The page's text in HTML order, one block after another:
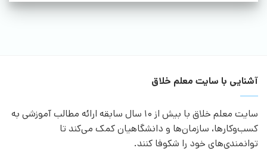
آشنایی با سایت معلم خلاق
سایت معلم خلاق با بیش از 10 سال سابقه ارائه مطالب آموزشی به
کسب‌وکارها، سازمان‌ها و دانشگاهیان کمک می‌کند تا
توانمندی‌های خود را شکوفا کنند.